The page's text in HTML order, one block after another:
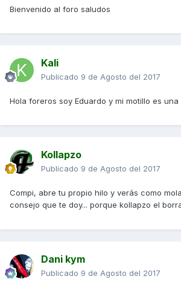
Bienvenido al foro saludos
Kali
Publicado 9 de Agosto del 2017
Hola foreros soy Eduardo y mi motillo es una
Kollapzo
Publicado 9 de Agosto del 2017
Compi, abre tu propio hilo y verás como
consejo que te doy... porque kollapzo el
Dani kym
Publicado 9 de Agosto del 2017